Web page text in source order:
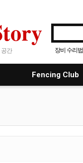
간 장비 수리법
Fencing Club